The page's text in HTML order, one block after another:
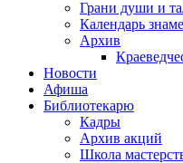
Грани души и
Календарь
Архив
Новости
Афиша
Библиотекарю
Кадры
Архив акций
Школа